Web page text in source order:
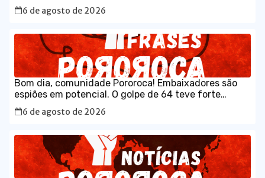
6 de agosto de 2026
Bom dia, comunidade Pororoca! Embaixadores são
espiões em potencial. O golpe de 64 teve forte
participação da embaixada estadunidense; o
governo está certíssimo em ser rigoroso na
6 de agosto de 2026